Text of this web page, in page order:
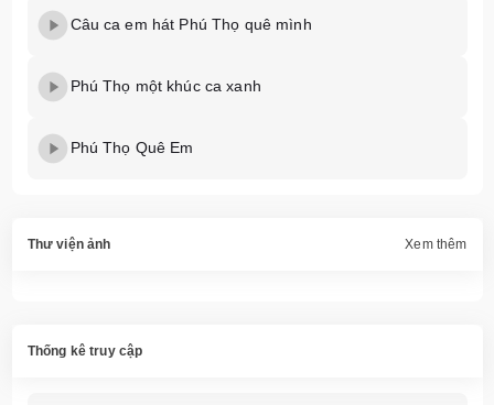
Câu ca em hát Phú Thọ quê mình
Phú Thọ một khúc ca xanh
Phú Thọ Quê Em
Thư viện ảnh Xem thêm
Thống kê truy cập